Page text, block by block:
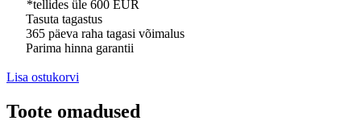
*tellides üle 600 EUR
Tasuta tagastus
365 päeva raha tagasi võimalus
Parima hinna garantii
Lisa ostukorvi
Toote omadused